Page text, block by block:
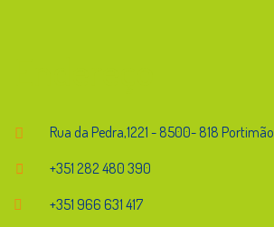
Rua da Pedra,1221 - 8500- 818 Portimão
+351 282 480 390
+351 966 631 417